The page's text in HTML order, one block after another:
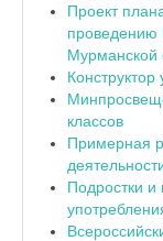
Проект
проведению
Мурманской
классов
Примерная
Подростки и